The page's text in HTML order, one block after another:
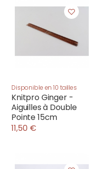
Disponible en 10 tailles
Knitpro Ginger -
Aiguilles à Double
Pointe 15cm
11,50 €